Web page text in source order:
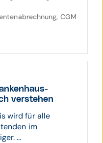
CGM
verstehen
wird für alle
im
...